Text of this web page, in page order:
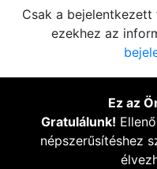
Csak a
ezekhez az
Ez az
Gratulálunk!
népszerűsítéshez